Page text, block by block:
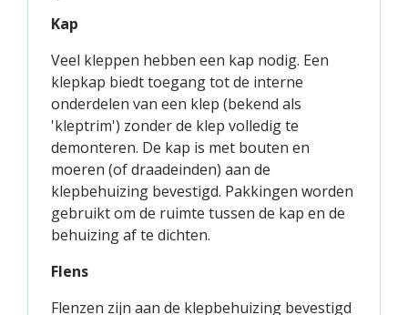
Kap
Veel kleppen hebben een kap nodig. Een
klepkap biedt toegang tot de interne
onderdelen van een klep (bekend als
'kleptrim') zonder de klep volledig te
demonteren. De kap is met bouten en
moeren (of draadeinden) aan de
klepbehuizing bevestigd. Pakkingen worden
gebruikt om de ruimte tussen de kap en de
behuizing af te dichten.
Flens
Flenzen zijn aan de klepbehuizing bevestigd